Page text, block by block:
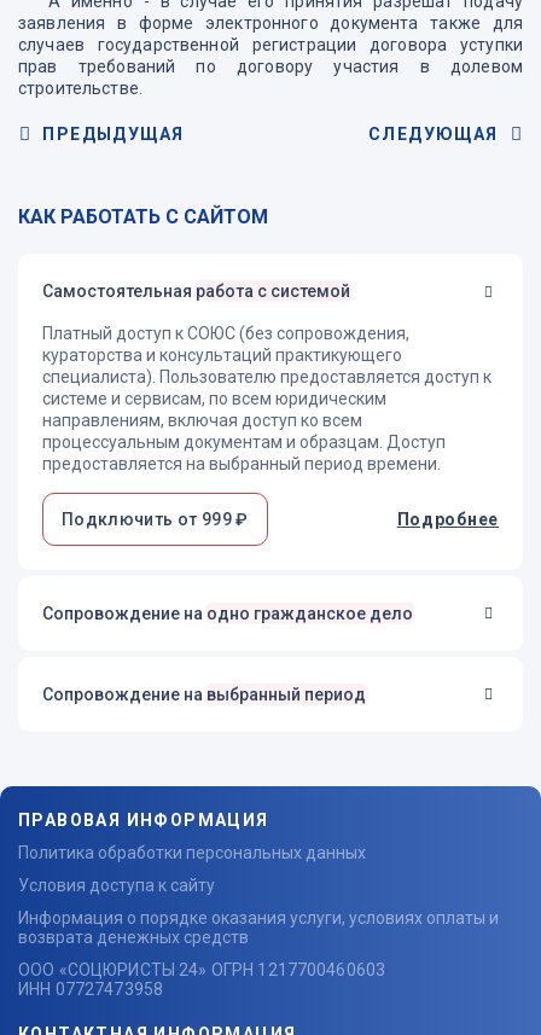
заявления в форме электронного документа также для
случаев государственной регистрации договора уступки
прав требований по договору участия в долевом
строительстве.
ПРЕДЫДУЩАЯ СЛЕДУЮЩАЯ
КАК РАБОТАТЬ С САЙТОМ
Самостоятельная работа с системой
Платный доступ к СОЮС (без сопровождения,
кураторства и консультаций практикующего
специалиста). Пользователю предоставляется доступ к
системе и сервисам, по всем юридическим
направлениям, включая доступ ко всем
процессуальным документам и образцам. Доступ
предоставляется на выбранный период времени.
Подключить от 999 ₽ Подробнее
Сопровождение на одно гражданское дело
Сопровождение на выбранный период
ПРАВОВАЯ ИНФОРМАЦИЯ
Политика обработки персональных данных
Условия доступа к сайту
Информация о порядке оказания услуги, условиях оплаты и
возврата денежных средств
ООО «СОЦЮРИСТЫ 24» ОГРН 1217700460603
ИНН 07727473958